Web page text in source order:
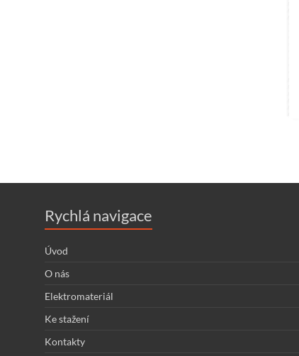
Rychlá navigace
Úvod
O nás
Elektromateriál
Ke stažení
Kontakty